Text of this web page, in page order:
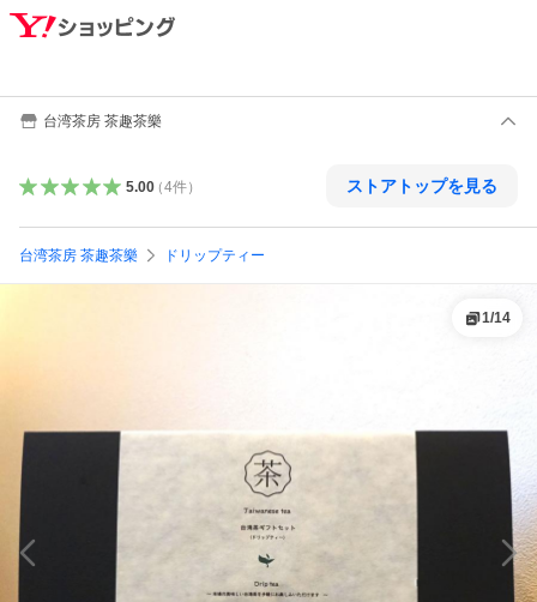
台湾茶房 茶趣茶樂
5.00（4件） ストアトップを見る
台湾茶房 茶趣茶樂 ドリップティー
1/14